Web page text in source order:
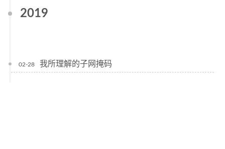
2019
02-28 我所理解的子网掩码